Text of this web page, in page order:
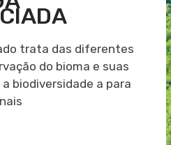
trata das diferentes
do bioma e suas
biodiversidade a para